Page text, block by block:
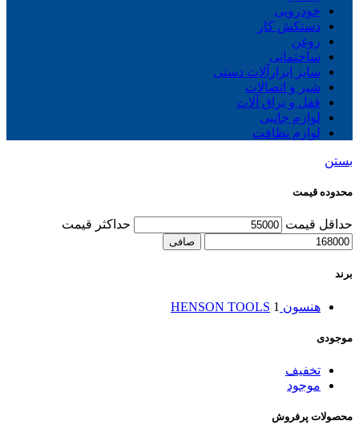
خودرویی
دستکش کار
روغن
ساختمانی
سایز ابزارآلات دستی
شیر و اتصالات
قفل و یراق آلات
لوازم جانبی
لوازم نظافت
بستن
محدوده قیمت
حداقل قیمت حداكثر قيمت
صافی
برند
هنسون HENSON TOOLS 1
موجودی
تخفیف
موجود
محصولات پرفروش